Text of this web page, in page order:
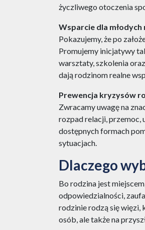
życzliwego otoczenia
Wsparcie dla młodych
Pokazujemy, że po
Promujemy inicjatywy
warsztaty, szkolenia
dają rodzinom realne
Prewencja kryzysów
Zwracamy uwagę na
rozpad relacji, przemoc,
dostępnych formach
sytuacjach.
Dlaczego
Bo rodzina jest
odpowiedzialności,
rodzinie rodzą się więzi,
osób, ale także na